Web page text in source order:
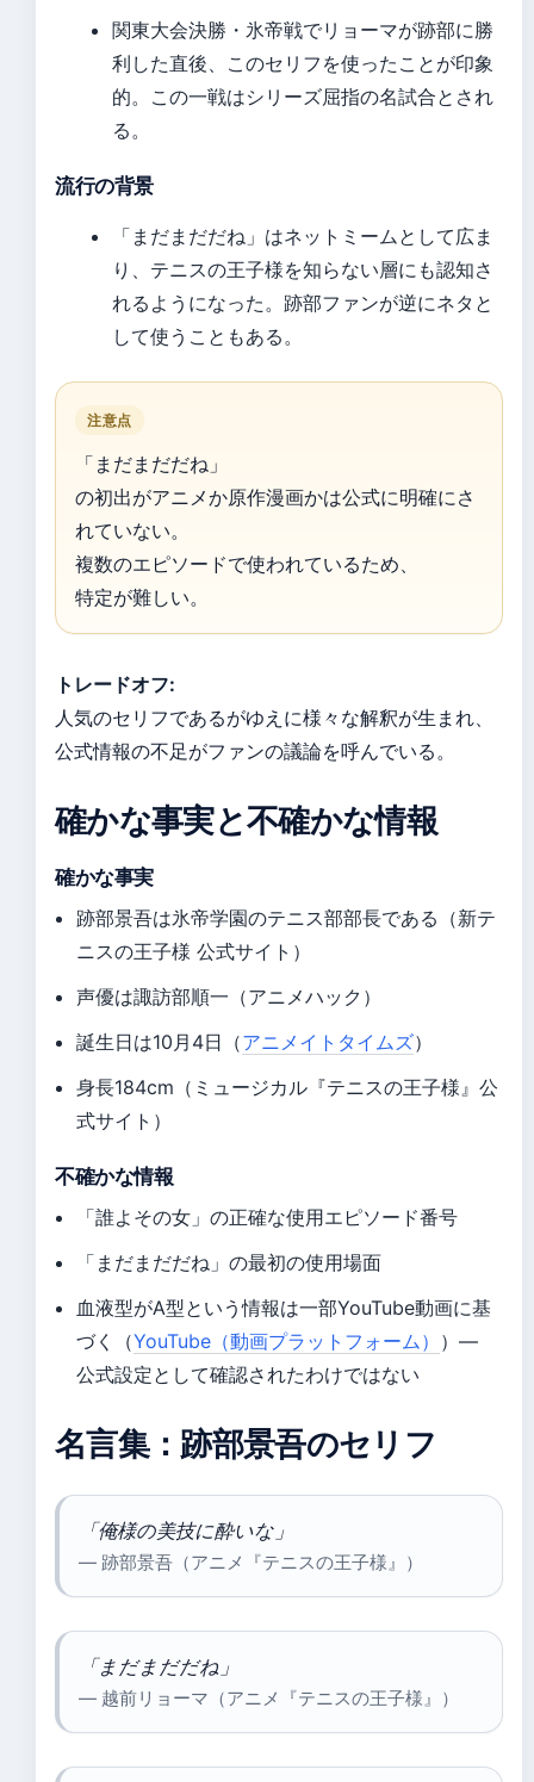
関東大会決勝・氷帝戦でリョーマが跡部に勝
利した直後、このセリフを使ったことが印象
的。この一戦はシリーズ屈指の名試合とされ
る。
流行の背景
「まだまだだね」はネットミームとして広ま
り、テニスの王子様を知らない層にも認知さ
れるようになった。跡部ファンが逆にネタと
して使うこともある。
注意点
「まだまだだね」
の初出がアニメか原作漫画かは公式に明確にさ
れていない。
複数のエピソードで使われているため、
特定が難しい。
トレードオフ:
人気のセリフであるがゆえに様々な解釈が生まれ、
公式情報の不足がファンの議論を呼んでいる。
確かな事実と不確かな情報
確かな事実
跡部景吾は氷帝学園のテニス部部長である（新テ
ニスの王子様 公式サイト）
声優は諏訪部順一（アニメハック）
誕生日は10月4日（アニメイトタイムズ）
身長184cm（ミュージカル『テニスの王子様』公
式サイト）
不確かな情報
「誰よその女」の正確な使用エピソード番号
「まだまだだね」の最初の使用場面
血液型がA型という情報は一部YouTube動画に基
づく（YouTube（動画プラットフォーム） ）—
公式設定として確認されたわけではない
名言集：跡部景吾のセリフ
「俺様の美技に酔いな」
— 跡部景吾（アニメ『テニスの王子様』）
「まだまだだね」
— 越前リョーマ（アニメ『テニスの王子様』）